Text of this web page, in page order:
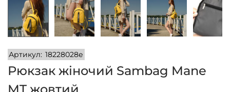
Артикул: 18228028e
Рюкзак жіночий Sambag Mane